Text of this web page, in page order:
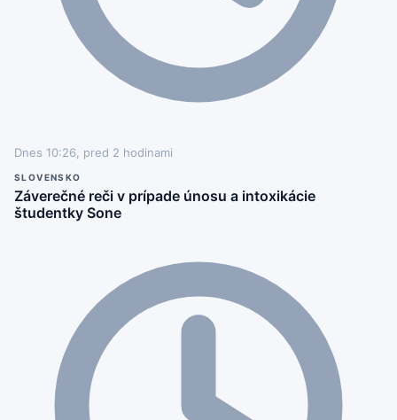
Dnes 10:26, pred 2 hodinami
SLOVENSKO
Záverečné reči v prípade únosu a intoxikácie
študentky Sone